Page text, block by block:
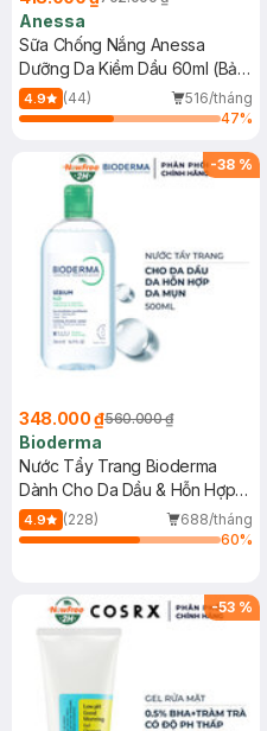
Anessa
Sữa Chống Nắng Anessa
Dưỡng Da Kiềm Dầu 60ml (Bản
Mới)
4.9 (44)
516/tháng
47%
-38 %
348.000 ₫560.000 ₫
Bioderma
Nước Tẩy Trang Bioderma
Dành Cho Da Dầu & Hỗn Hợp
500ml
4.9 (228)
688/tháng
60%
-53 %